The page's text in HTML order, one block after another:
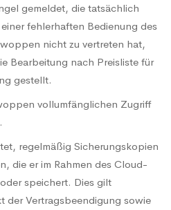
gemeldet, die tatsächlich
fehlerhaften Bedienung des
nicht zu vertreten hat,
Bearbeitung nach Preisliste für
gestellt.
vollumfänglichen Zugriff
regelmäßig Sicherungskopien
die er im Rahmen des Cloud-
speichert. Dies gilt
der Vertragsbeendigung sowie